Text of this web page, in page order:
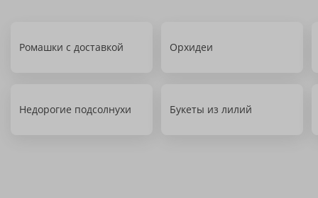
Ромашки с доставкой Орхидеи
Недорогие подсолнухи Букеты из лилий